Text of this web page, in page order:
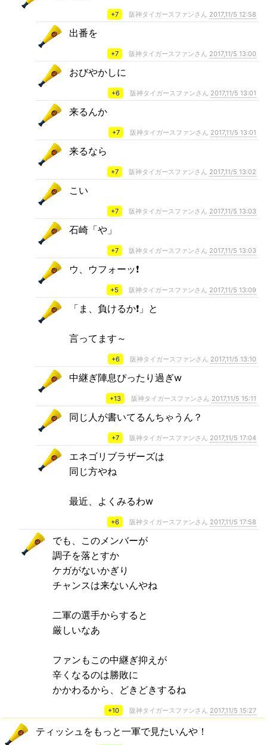
+7 阪神タイガースファンさん 2017,11/5 12:58
出番を
+7 阪神タイガースファンさん 2017,11/5 13:00
おびやかしに
+6 阪神タイガースファンさん 2017,11/5 13:01
来るんか
+7 阪神タイガースファンさん 2017,11/5 13:01
来るなら
+7 阪神タイガースファンさん 2017,11/5 13:02
こい
+7 阪神タイガースファンさん 2017,11/5 13:03
石崎「や」
+7 阪神タイガースファンさん 2017,11/5 13:03
ウ、ウフォーッ❗
+5 阪神タイガースファンさん 2017,11/5 13:09
「ま、負けるか❗」と
言ってます～
+6 阪神タイガースファンさん 2017,11/5 13:10
中継ぎ陣息ぴったり過ぎw
+13 阪神タイガースファンさん 2017,11/5 15:11
同じ人が書いてるんちゃうん？
+7 阪神タイガースファンさん 2017,11/5 17:04
エネゴリブラザーズは
同じ方やね
最近、よくみるわw
+6 阪神タイガースファンさん 2017,11/5 17:58
でも、このメンバーが
調子を落とすか
ケガがないかぎり
チャンスは来ないんやね
二軍の選手からすると
厳しいなあ
ファンもこの中継ぎ抑えが
辛くなるのは勝敗に
かかわるから、どきどきするね
+10 阪神タイガースファンさん 2017,11/5 15:27
ティッシュをもっと一軍で見たいんや！